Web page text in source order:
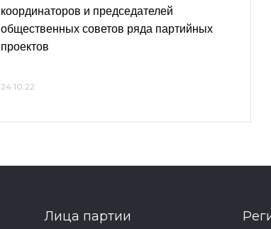
координаторов и председателей
общественных советов ряда партийных
проектов
24.10.22
Лица партии